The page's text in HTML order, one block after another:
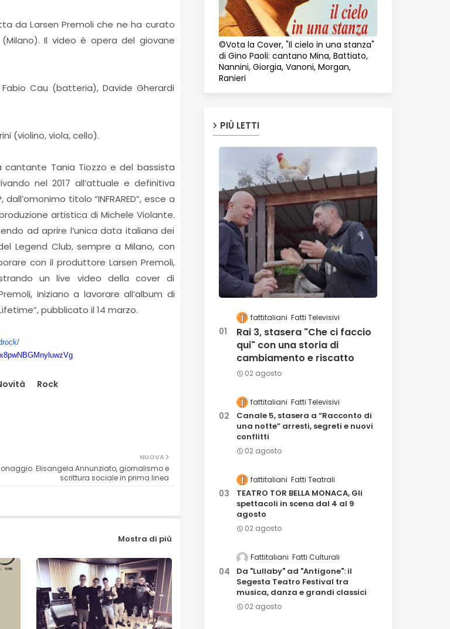
da Larsen Premoli che ne ha curato
Il video è opera del giovane
Fabio Cau (batteria), Davide Gherardi
(violino, viola, cello).
cantante Tania Tiozzo e del bassista
nel 2017 all’attuale e definitiva
titolo “INFRARED”, esce a
artistica di Michele Violante.
ad aprire l’unica data italiana dei
Legend Club, sempre a Milano, con
con il produttore Larsen Premoli,
un live video della cover di
iniziano a lavorare all’album di
pubblicato il 14 marzo.
Rock
NUOVA
Elisangela Annunziato, giornalismo e
scrittura sociale in prima linea
Mostra di più
©Vota la Cover, "Il cielo in una stanza"
di Gino Paoli: cantano Mina, Battiato,
Nannini, Giorgia, Vanoni, Morgan,
Ranieri
PIÙ LETTI
fattitaliani Fatti Televisivi
Rai 3, stasera "Che ci faccio
qui" con una storia di
cambiamento e riscatto
02 agosto
fattitaliani Fatti Televisivi
Canale 5, stasera a “Racconto di
una notte” arresti, segreti e nuovi
conflitti
02 agosto
fattitaliani Fatti Teatrali
TEATRO TOR BELLA MONACA, Gli
spettacoli in scena dal 4 al 9
agosto
02 agosto
Fattitaliani Fatti Culturali
Da "Lullaby" ad "Antigone": il
Segesta Teatro Festival tra
musica, danza e grandi classici
02 agosto